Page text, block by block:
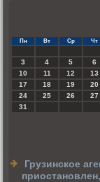
Пн Вт Ср Чт
3
4 5 6
10
11 12 13
17
18 19 20
24
25 26 27
31
Грузинское